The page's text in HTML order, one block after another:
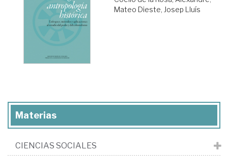
Mateo Dieste, Josep Lluís
Materias
CIENCIAS SOCIALES